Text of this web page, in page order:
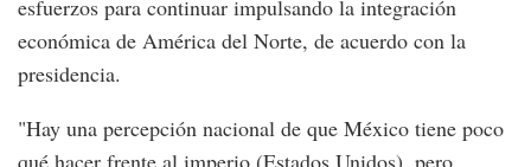
esfuerzos para continuar impulsando la integración
económica de América del Norte, de acuerdo con la
presidencia.
"Hay una percepción nacional de que México tiene poco